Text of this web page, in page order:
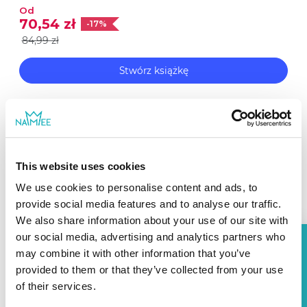
This website uses cookies
We use cookies to personalise content and ads, to
provide social media features and to analyse our traffic.
We also share information about your use of our site with
our social media, advertising and analytics partners who
may combine it with other information that you’ve
provided to them or that they’ve collected from your use
of their services.
tajemnicze krainy i zanurkuje w magiczne,
podwodne światy. W książce znajdziesz
także ilustrowany tort ze świeczkami
dopasowanymi do wieku dziecka!
Od
70,54 zł -17%
84,99 zł
Stwórz książkę